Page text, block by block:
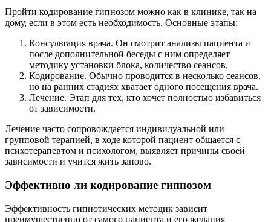
Пройти кодирование гипнозом можно как в клинике, так на
дому, если в этом есть необходимость. Основные этапы:
Консультация врача. Он смотрит анализы пациента и
после дополнительной беседы с ним определяет
методику установки блока, количество сеансов.
Кодирование. Обычно проводится в несколько сеансов,
но на ранних стадиях хватает одного посещения врача.
Лечение. Этап для тех, кто хочет полностью избавиться
от зависимости.
Лечение часто сопровождается индивидуальной или
групповой терапией, в ходе которой пациент общается с
психотерапевтом и психологом, выявляет причины своей
зависимости и учится жить заново.
Эффективно ли кодирование гипнозом
Эффективность гипнотических методик зависит
преимущественно от самого пациента и его желания